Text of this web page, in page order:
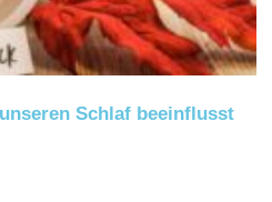
Schlaf beeinflusst